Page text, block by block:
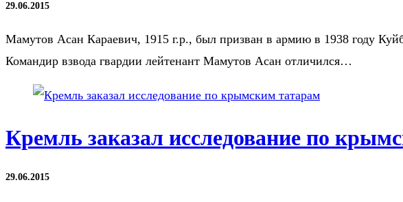
29.06.2015
Мамутов Асан Караевич, 1915 г.р., был призван в армию в 1938 году
Командир взвода гвардии лейтенант Мамутов Асан отличился…
Кремль заказал исследование по
29.06.2015